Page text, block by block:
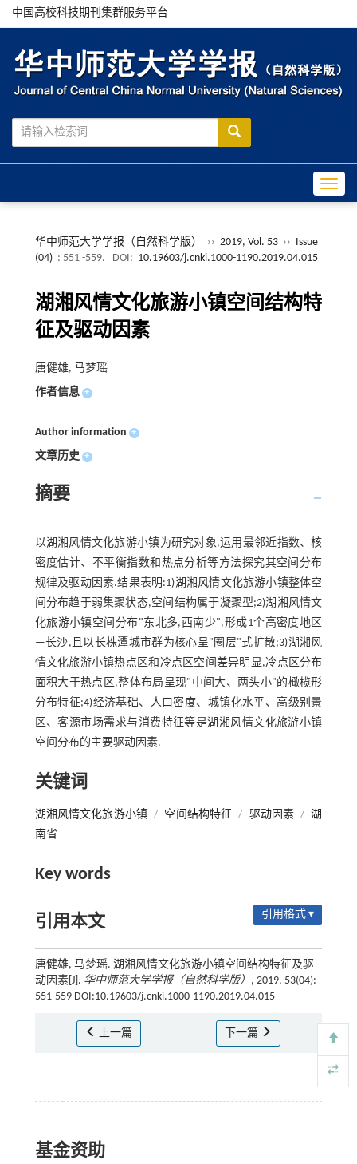
中国高校科技期刊集群服务平台
华中师范大学学报（自然科学版） ›› 2019, Vol. 53 ››
Issue
(04) : 551 -559. DOI: 10.19603/j.cnki.1000-1190.2019.04.015
湖湘风情文化旅游小镇空间结构特
征及驱动因素
唐健雄, 马梦瑶
作者信息 +
Author information +
文章历史 +
摘要
以湖湘风情文化旅游小镇为研究对象,运用最邻近指数、核
密度估计、不平衡指数和热点分析等方法探究其空间分布
规律及驱动因素.结果表明:1)湖湘风情文化旅游小镇整体空
间分布趋于弱集聚状态,空间结构属于凝聚型;2)湖湘风情文
化旅游小镇空间分布"东北多,西南少",形成1个高密度地区
—长沙,且以长株潭城市群为核心呈"圈层"式扩散;3)湖湘风
情文化旅游小镇热点区和冷点区空间差异明显,冷点区分布
面积大于热点区,整体布局呈现"中间大、两头小"的橄榄形
分布特征;4)经济基础、人口密度、城镇化水平、高级别景
区、客源市场需求与消费特征等是湖湘风情文化旅游小镇
空间分布的主要驱动因素.
关键词
湖湘风情文化旅游小镇 / 空间结构特征 / 驱动因素 / 湖
南省
Key words
引用本文 引用格式 ▾
唐健雄, 马梦瑶. 湖湘风情文化旅游小镇空间结构特征及驱
动因素[J]. 华中师范大学学报（自然科学版） , 2019, 53(04):
551-559 DOI:10.19603/j.cnki.1000-1190.2019.04.015
上一篇 下一篇
基金资助